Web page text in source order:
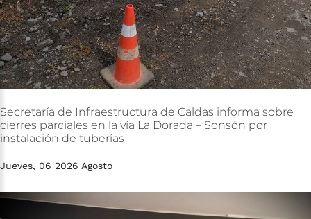
Secretaría de Infraestructura de Caldas informa sobre
cierres parciales en la vía La Dorada – Sonsón por
instalación de tuberías
Jueves, 06 2026 Agosto